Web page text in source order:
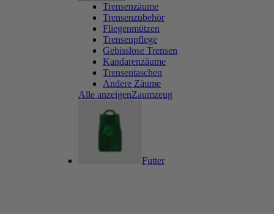
Trensenzäume
Trensenzubehör
Fliegenmützen
Trensenpflege
Gebisslose Trensen
Kandarenzäume
Trensentaschen
Andere Zäume
Alle anzeigenZaumzeug
Futter